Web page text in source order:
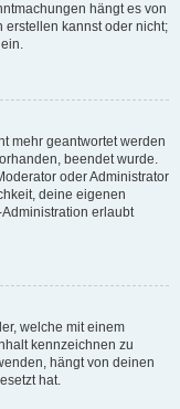
hängt es von
kannst oder nicht;
mehr geantwortet werden
beendet wurde.
oder Administrator
deine eigenen
erlaubt
welche mit einem
kennzeichnen zu
hängt von deinen
hat.